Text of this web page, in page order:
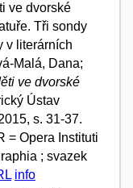
ve dvorské
Tři sondy
v literárních
Malá, Dana;
ve dvorské
Ústav
s. 31-37.
= Opera Instituti
; svazek
info